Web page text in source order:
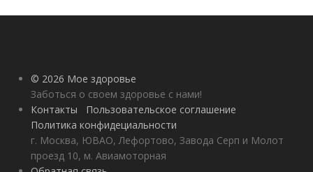
© 2026 Мое здоровье
Заботься о своем здоровье с нами!
Контакты
Пользовательское соглашение
Политика конфидециальности
г. Москва, ЮВАО, Лефортово, Завода Серп и Молот
проезд 10, м. Авиамоторная